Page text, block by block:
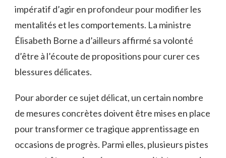
impératif d’agir en profondeur pour modifier les
mentalités et les comportements. La ministre
Élisabeth Borne a d’ailleurs affirmé sa volonté
d’être à l’écoute de propositions pour curer ces
blessures délicates.
Pour aborder ce sujet délicat, un certain nombre
de mesures concrètes doivent être mises en place
pour transformer ce tragique apprentissage en
occasions de progrès. Parmi elles, plusieurs pistes